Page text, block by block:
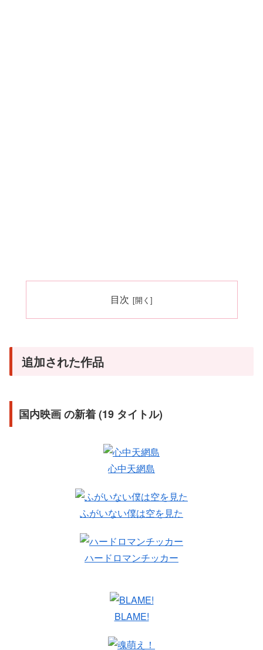
目次
追加された作品
国内映画 の新着 (19 タイトル)
心中天網島
ふがいない僕は空を見た
ハードロマンチッカー
BLAME!